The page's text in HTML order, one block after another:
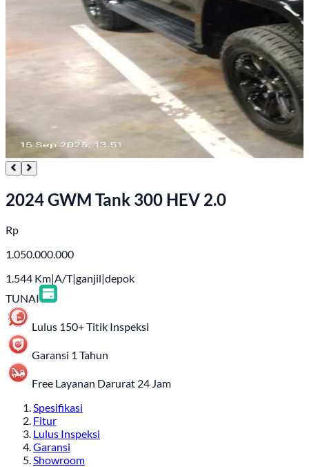
2024 GWM Tank 300 HEV 2.0
Rp
1.050.000.000
1.544 Km|A/T|ganjil|depok
TUNAI
Lulus 150+ Titik Inspeksi
Garansi 1 Tahun
Free Layanan Darurat 24 Jam
Spesifikasi
Fitur
Lulus Inspeksi
Garansi
Showroom